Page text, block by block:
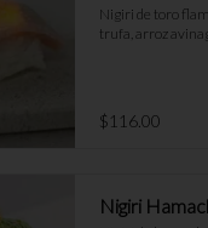
Nigiri de toro
trufa, arroz
$116.00
Nigiri